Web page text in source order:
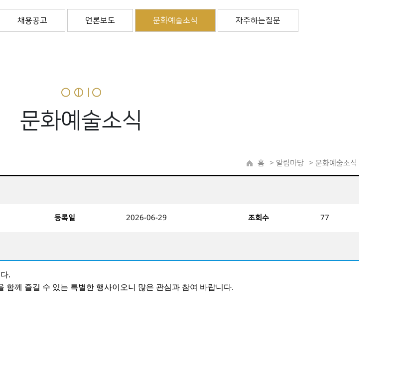
채용공고 언론보도 문화예술소식 자주하는질문
문화예술소식
> 문화예술소식
> 알림마당
홈
등록일 2026-06-29 조회수 77
.
함께 즐길 수 있는 특별한 행사이오니 많은 관심과 참여 바랍니다.